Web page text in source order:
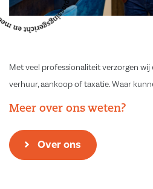
Met veel professionaliteit verzorgen wij
verhuur, aankoop of taxatie. Waar
Meer over ons weten?
Over ons